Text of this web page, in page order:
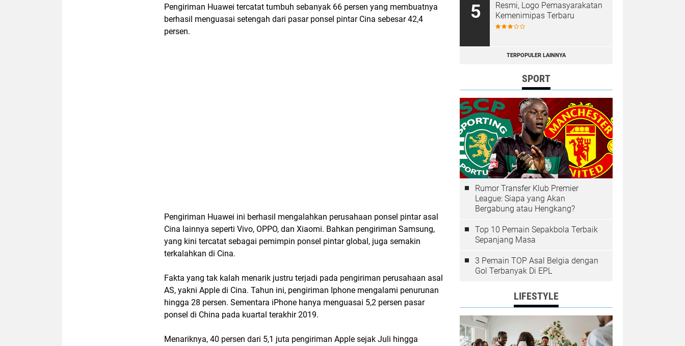
Pengiriman Huawei tercatat tumbuh sebanyak 66 persen yang membuatnya
berhasil menguasai setengah dari pasar ponsel pintar Cina sebesar 42,4
persen.
Pengiriman Huawei ini berhasil mengalahkan perusahaan ponsel pintar asal
Cina lainnya seperti Vivo, OPPO, dan Xiaomi. Bahkan pengiriman Samsung,
yang kini tercatat sebagai pemimpin ponsel pintar global, juga semakin
terkalahkan di Cina.
Fakta yang tak kalah menarik justru terjadi pada pengiriman perusahaan asal
AS, yakni Apple di Cina. Tahun ini, pengiriman Iphone mengalami penurunan
hingga 28 persen. Sementara iPhone hanya menguasai 5,2 persen pasar
ponsel di China pada kuartal terakhir 2019.
Menariknya, 40 persen dari 5,1 juta pengiriman Apple sejak Juli hingga
Resmi, Logo Pemasyarakatan
Kemenimipas Terbaru
TERPOPULER LAINNYA
SPORT
Rumor Transfer Klub Premier
League: Siapa yang Akan
Bergabung atau Hengkang?
Top 10 Pemain Sepakbola Terbaik
Sepanjang Masa
3 Pemain TOP Asal Belgia dengan
Gol Terbanyak Di EPL
LIFESTYLE